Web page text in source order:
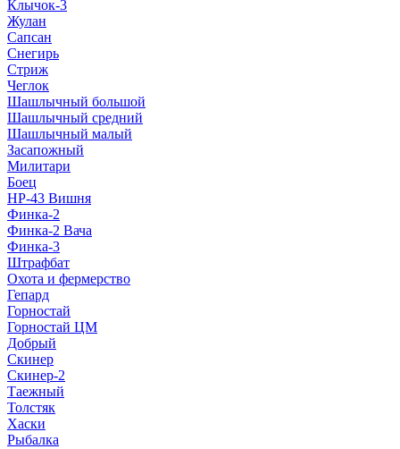
Клычок-3
Жулан
Сапсан
Снегирь
Стриж
Чеглок
Шашлычный большой
Шашлычный средний
Шашлычный малый
Засапожный
Милитари
Боец
НР-43 Вишня
Финка-2
Финка-2 Вача
Финка-3
Штрафбат
Охота и фермерство
Гепард
Горностай
Горностай ЦМ
Добрый
Скинер
Скинер-2
Таежный
Толстяк
Хаски
Рыбалка